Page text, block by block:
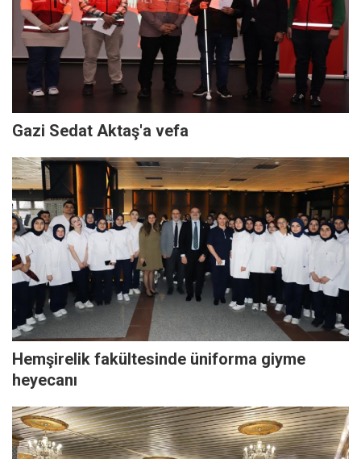
Gazi Sedat Aktaş'a vefa
Hemşirelik fakültesinde üniforma giyme
heyecanı